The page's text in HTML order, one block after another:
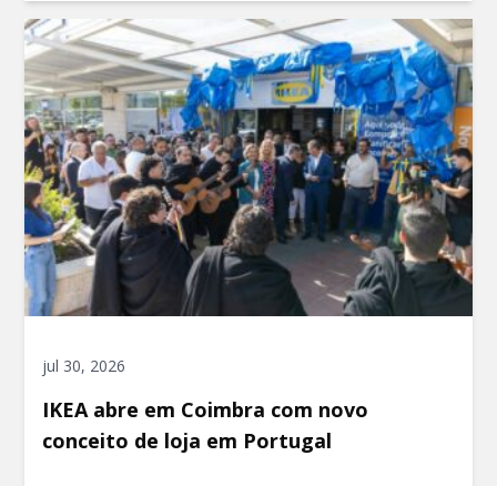
jul 30, 2026
IKEA abre em Coimbra com novo
conceito de loja em Portugal